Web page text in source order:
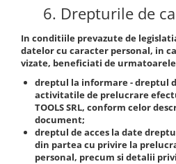
6. Drepturile de
In conditiile prevazute de
datelor cu caracter personal, in
vizate, beneficiati de
dreptul la informare- dreptul
activitatile de prelucrare
TOOLS SRL, conform celor
document;
dreptul de acces la date
din partea cu privire la
personal, precum si detalii